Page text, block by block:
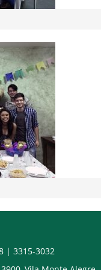
| 3315-3032